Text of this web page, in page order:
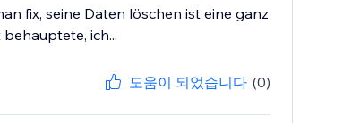
fix, seine Daten löschen ist eine ganz
ich...
도움이 되었습니다 (0)